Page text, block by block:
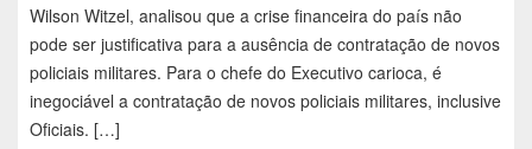
Wilson Witzel, analisou que a crise financeira do país não
pode ser justificativa para a ausência de contratação de novos
policiais militares. Para o chefe do Executivo carioca, é
inegociável a contratação de novos policiais militares, inclusive
Oficiais. […]